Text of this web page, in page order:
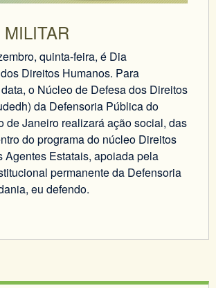
quinta-feira, é Dia
Direitos Humanos. Para
o Núcleo de Defesa dos Direitos
da Defensoria Pública do
de Janeiro realizará ação social, das
do programa do núcleo Direitos
Agentes Estatais, apoiada pela
permanente da Defensoria
eu defendo.